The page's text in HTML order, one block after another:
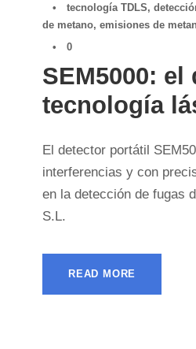
•
tecnología TDLS,
de metano, emisiones de
•
0
SEM5000:
tecnología
El detector portátil
interferencias y con
en la detección de fugas
S.L.
READ MORE